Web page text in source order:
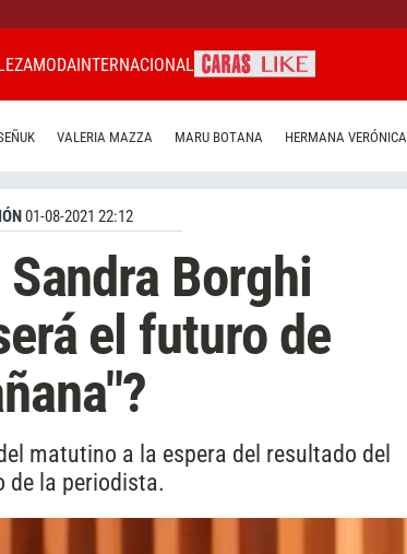
MODAINTERNACIONAL
VALERIA MAZZA MARU BOTANA HERMANA VERÓNICA
01-08-2021 22:12
Borghi
el futuro de
matutino a la espera del resultado del
de la periodista.